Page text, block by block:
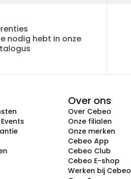
nodig hebt in onze
Over ons
Over Cebeo
Onze filialen
Onze merken
Cebeo App
Cebeo Club
Cebeo E-shop
Werken bij Cebeo